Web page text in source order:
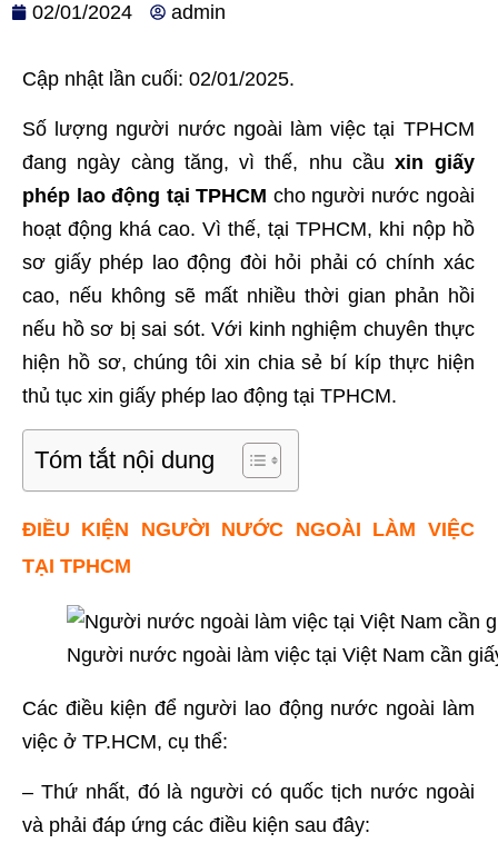
02/01/2024 admin
Cập nhật lần cuối: 02/01/2025.
Số lượng người nước ngoài làm việc tại TPHCM
đang ngày càng tăng, vì thế, nhu cầuxin giấy
phép lao động tại TPHCM cho người nước ngoài
hoạt động khá cao. Vì thế, tại TPHCM, khi nộp hồ
sơ giấy phép lao động đòi hỏi phải có chính xác
cao, nếu không sẽ mất nhiều thời gian phản hồi
nếu hồ sơ bị sai sót. Với kinh nghiệm chuyên thực
hiện hồ sơ, chúng tôi xin chia sẻ bí kíp thực hiện
thủ tục xin giấy phép lao động tại TPHCM.
Tóm tắt nội dung
ĐIỀU KIỆN NGƯỜI NƯỚC NGOÀI LÀM VIỆC
TẠI TPHCM
Người nước ngoài làm việc tại Việt Nam cần
Các điều kiện để người lao động nước ngoài làm
việc ở TP.HCM, cụ thể:
– Thứ nhất, đó là người có quốc tịch nước ngoài
và phải đáp ứng các điều kiện sau đây: